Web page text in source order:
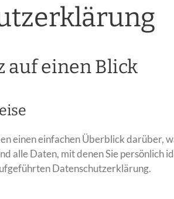
auf einen Blick
einen einfachen Überblick darüber,
alle Daten, mit denen Sie
Datenschutzerklärung.